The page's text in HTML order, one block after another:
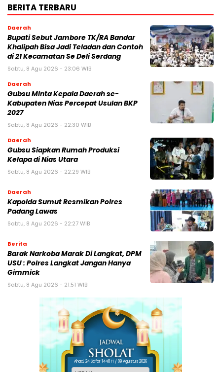
BERITA TERBARU
Daerah
Bupati Sebut Jambore TK/RA Bandar
Khalipah Bisa Jadi Teladan dan Contoh
di 21 Kecamatan Se Deli Serdang
Sabtu, 8 Agu 2026 - 23:06 WIB
Daerah
Gubsu Minta Kepala Daerah se-
Kabupaten Nias Percepat Usulan BKP
2027
Sabtu, 8 Agu 2026 - 22:30 WIB
Daerah
Gubsu Siapkan Rumah Produksi
Kelapa di Nias Utara
Sabtu, 8 Agu 2026 - 22:29 WIB
Daerah
Kapolda Sumut Resmikan Polres
Padang Lawas
Sabtu, 8 Agu 2026 - 22:27 WIB
Berita
Barak Narkoba Marak Di Langkat, DPM
USU : Polres Langkat Jangan Hanya
Gimmick
Sabtu, 8 Agu 2026 - 21:51 WIB
Ahad, 24 Safar 1448 H / 09 Agustus 2026